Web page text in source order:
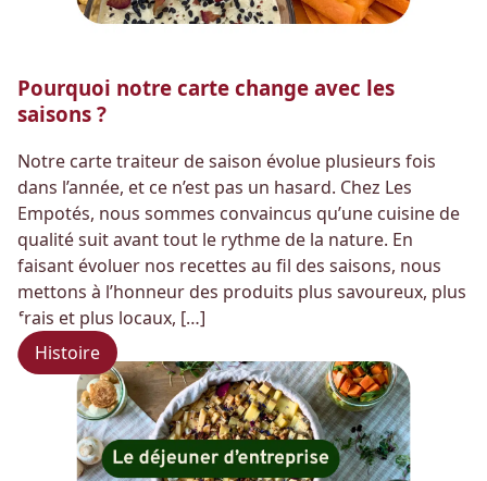
Pourquoi notre carte change avec les
saisons ?
Notre carte traiteur de saison évolue plusieurs fois
dans l’année, et ce n’est pas un hasard. Chez Les
Empotés, nous sommes convaincus qu’une cuisine de
qualité suit avant tout le rythme de la nature. En
faisant évoluer nos recettes au fil des saisons, nous
mettons à l’honneur des produits plus savoureux, plus
frais et plus locaux, […]
Histoire